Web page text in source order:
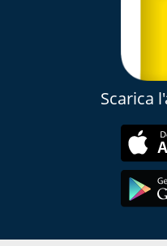
Scarica